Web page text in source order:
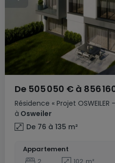
Résidence « Projet
à Osweiler
De 505 050 € à 856
De 76 à 135 m²
Appartement
2
102 m²